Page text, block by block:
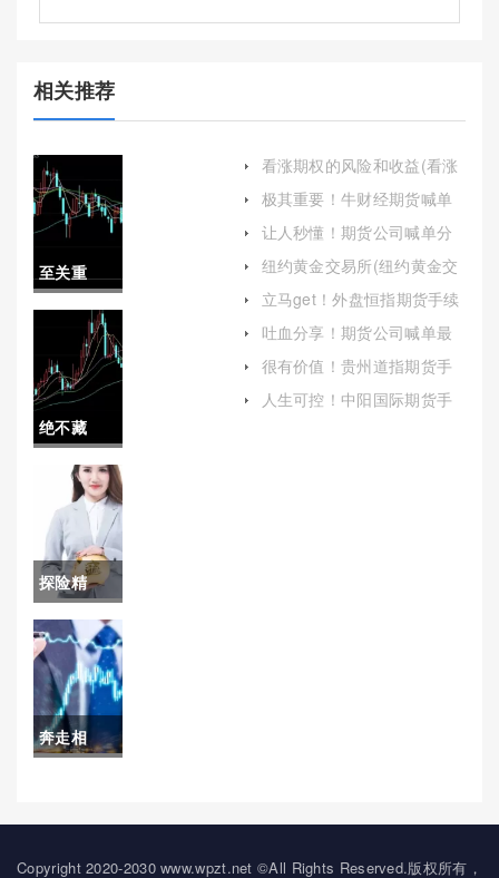
相关推荐
至关重
要！中信
期货黄金
手续费
（帮助投
资者更好
地把握投
资机会）
绝不藏
拙！大豆
期货行情
(成为投资
者关注的
焦点)
探险精
神！黄金
期货保证
金自动(黄
金期货的
奔走相
国际期货
开户条件
看涨期权的风险和收益(看涨
期权的风险和收益怎么算)
极其重要！牛财经期货喊单
要官方网站(帮助投资者把握
市场动向)
让人秒懂！期货公司喊单分
成(期货喊单老师犯法吗)
纽约黄金交易所(纽约黄金交
易所今日金价)
立马get！外盘恒指期货手续
费(帮助投资者更好地掌握交
易成本)
吐血分享！期货公司喊单最
高处罚(提高警惕防范意识避
免上当受骗)
很有价值！贵州道指期货手
续费（帮助投资者更好地了
解这一重要成本构成）
人生可控！中阳国际期货手
Copyright 2020-2030 www.wpzt.net ©All Rights Reserved.版权所有，